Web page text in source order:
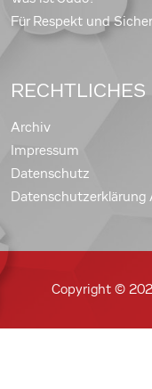
Für Respekt und
RECHTLICHES
Archiv
Impressum
Datenschutz
Datenschutzerklärung
Copyright ©